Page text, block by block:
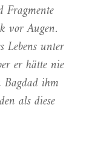
Fragmente
vor Augen.
Lebens unter
er hätte nie
Bagdad ihm
als diese